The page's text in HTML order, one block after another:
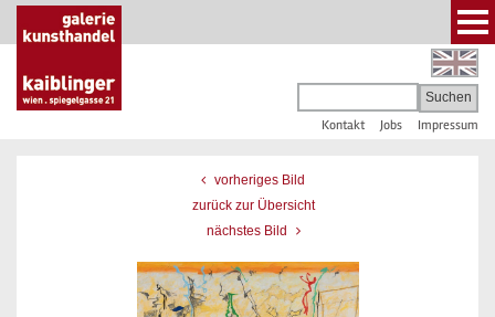
Kontakt Jobs Impressum
vorheriges Bild
zurück zur Übersicht
nächstes Bild